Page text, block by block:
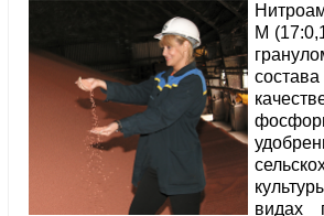
М
видах